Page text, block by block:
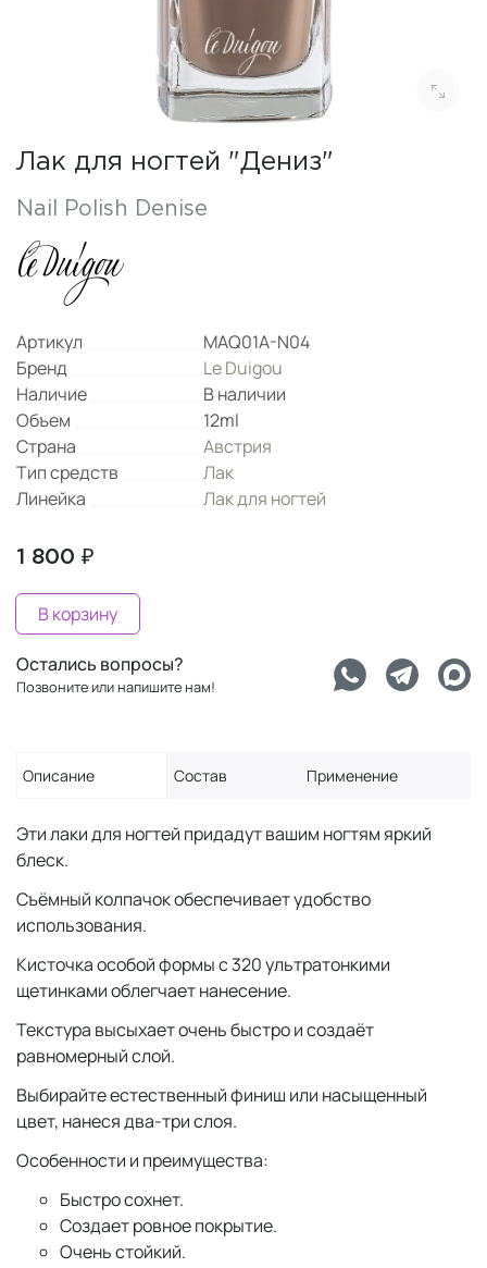
Лак для ногтей "Дениз"
Nail Polish Denise
Артикул
MAQ01A-N04
Бренд
Le Duigou
Наличие
В наличии
Объем
12ml
Страна
Австрия
Тип средств
Лак
Линейка
Лак для ногтей
1 800 ₽
В корзину
Остались вопросы?
Позвоните или напишите нам!
Описание Состав Применение
Эти лаки для ногтей придадут вашим ногтям яркий
блеск.
Съёмный колпачок обеспечивает удобство
использования.
Кисточка особой формы с 320 ультратонкими
щетинками облегчает нанесение.
Текстура высыхает очень быстро и создаёт
равномерный слой.
Выбирайте естественный финиш или насыщенный
цвет, нанеся два-три слоя.
Особенности и преимущества:
Быстро сохнет.
Создает ровное покрытие.
Очень стойкий.